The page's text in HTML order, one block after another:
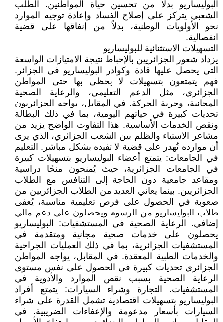
البوليساريو بدلاً من تحسين حياة المواطنين. الطلب
الشعبي يتركز على إصلاح الفساد وإعادة توجيه الموارد
نحو الأولويات الوطنية، بدلاً من إنفاقها على قضية
انفصالية.
التسهيلات الاستثنائية للبوليساريو
يزداد شعور الجزائريين بالإحباط نتيجة الامتيازات الواسعة
التي يحصل عليها قادة وكوادر البوليساريو في الجزائر.
فهم يتمتعون بتسهيلات لا يحظى بها حتى المواطن
الجزائري، مثل الدعم التعليمي، والرعاية الصحية
المجانية، وحرية الحركة. في المقابل، يواجه الجزائريون
تحديات كبيرة في حياتهم اليومية، بما في ذلك البطالة
ونقص الخدمات الأساسية. هذا التفاوت الواضح يزيد من
مشاعر الاستياء والظلم بين الشعب الجزائري، الذي يرى
أن موارده تُهدر على قضية لا تفيده بشكل مباشر. التعليم
في الجامعات: يتمتع أعضاء البوليساريو بتسهيلات كبيرة
في الجامعات الجزائرية، حيث يُمنحون منحًا دراسية
ومقاعد جامعية دون الحاجة إلى التنافس مع الطلاب
الجزائريين. بينما يعاني العديد من الطلاب الجزائريين من
صعوبة في الحصول على فرص تعليمية مناسبة، يُعفى
طلاب البوليساريو من الرسوم ويحصلون على دعم مالي
إضافي. الرعاية الصحية في المستشفيات: البوليساريو
يحصلون على خدمات صحية مجانية ومتقدمة في
المستشفيات الجزائرية، بما في ذلك العمليات الجراحية
والخدمات الطبية المعقدة. في المقابل، يواجه المواطن
الجزائري تحديات كبيرة في الحصول على نفس مستوى
الرعاية الصحية بسبب نقص الموارد والأدوية في
المستشفيات. التجارة وشراء السيارات: يتمتع أفراد
البوليساريو بتسهيلات اقتصادية تشمل القدرة على شراء
السيارات بأسعار مدعومة والإعفاءات الضريبية. في